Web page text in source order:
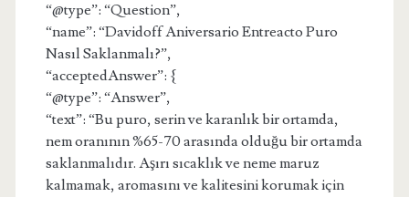
“@type”: “Question”,
“name”: “Davidoff Aniversario Entreacto Puro
Nasıl Saklanmalı?”,
“acceptedAnswer”: {
“@type”: “Answer”,
“text”: “Bu puro, serin ve karanlık bir ortamda,
nem oranının %65-70 arasında olduğu bir ortamda
saklanmalıdır. Aşırı sıcaklık ve neme maruz
kalmamak, aromasını ve kalitesini korumak için